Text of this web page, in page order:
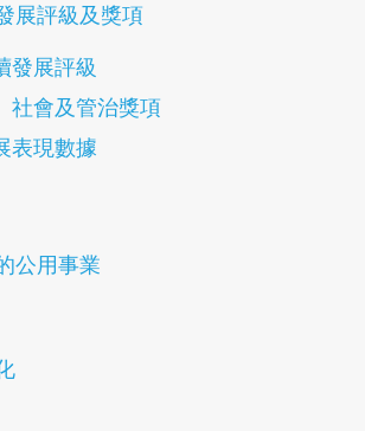
展評級及獎項
發展評級
社會及管治獎項
表現數據
公用事業